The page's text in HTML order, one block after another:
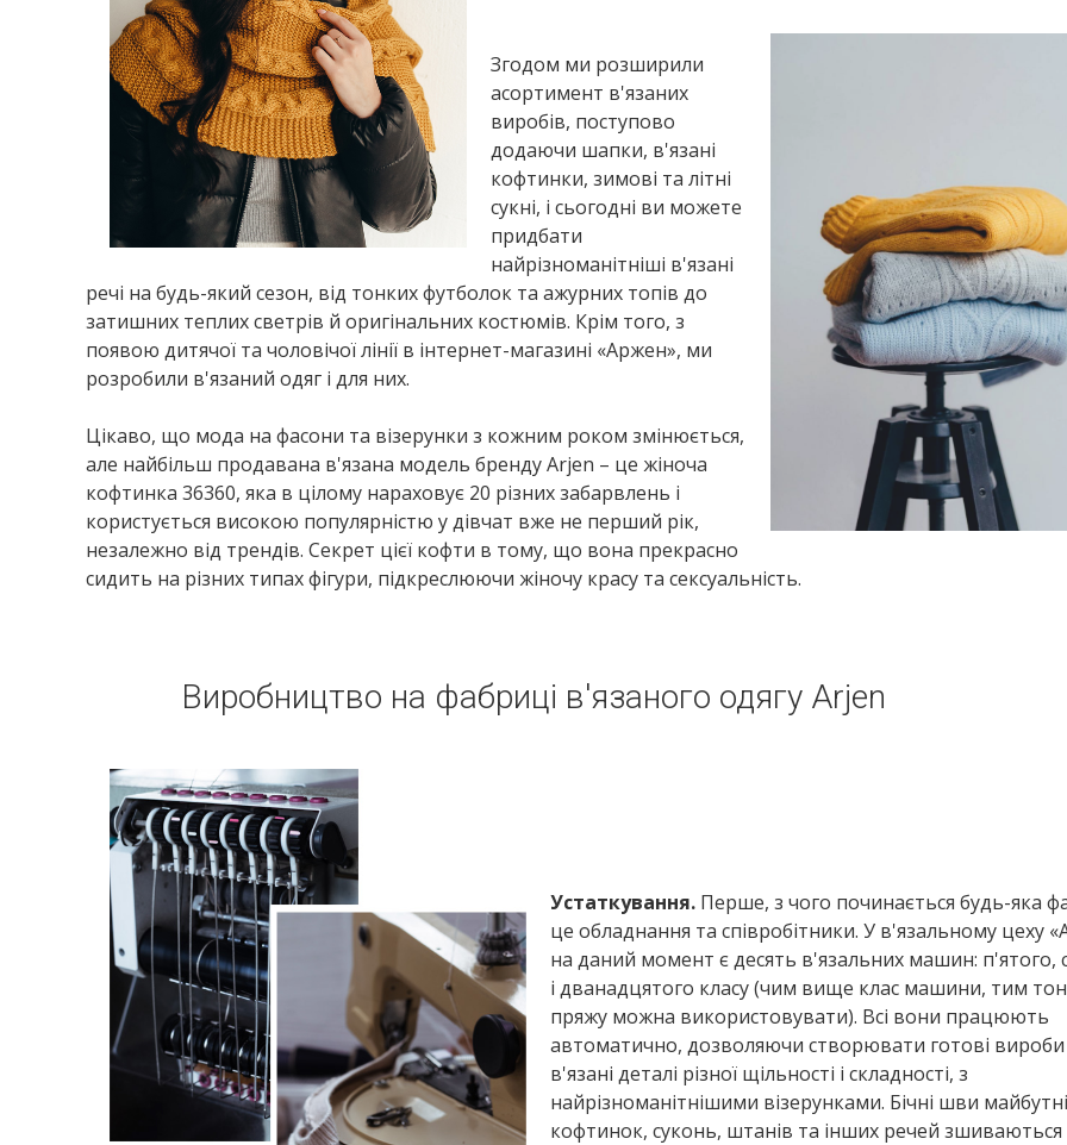
Згодом ми розширили
асортимент в'язаних
виробів, поступово
додаючи шапки, в'язані
кофтинки, зимові та літні
сукні, і сьогодні ви можете
придбати
найрізноманітніші в'язані
речі на будь-який сезон, від тонких футболок та ажурних топів до
затишних теплих светрів й оригінальних костюмів. Крім того, з
появою дитячої та чоловічої лінії в інтернет-магазині «Аржен», ми
розробили в'язаний одяг і для них.
Цікаво, що мода на фасони та візерунки з кожним роком змінюється,
але найбільш продавана в'язана модель бренду Arjen – це жіноча
кофтинка 36360, яка в цілому нараховує 20 різних забарвлень і
користується високою популярністю у дівчат вже не перший рік,
незалежно від трендів. Секрет цієї кофти в тому, що вона прекрасно
сидить на різних типах фігури, підкреслюючи жіночу красу та сексуальність.
Виробництво на фабриці в'язаного одягу Arjen
Устаткування. Перше, з чого починається будь-яка
це обладнання та співробітники. У в'язальному цеху
на даний момент є десять в'язальних машин: п'ятого,
і дванадцятого класу (чим вище клас машини, тим
пряжу можна використовувати). Всі вони працюють
автоматично, дозволяючи створювати готові
в'язані деталі різної щільності і складності, з
найрізноманітнішими візерунками. Бічні шви
кофтинок, суконь, штанів та інших речей зшиваються